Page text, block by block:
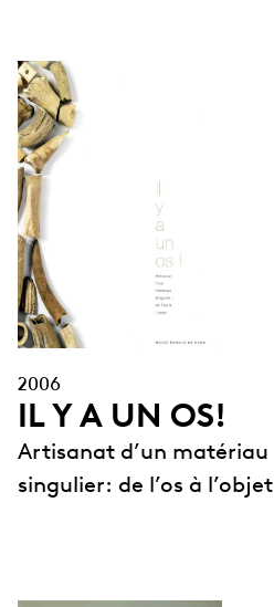
2006
IL Y A UN OS!
Artisanat d’un matériau
singulier: de l’os à l’objet